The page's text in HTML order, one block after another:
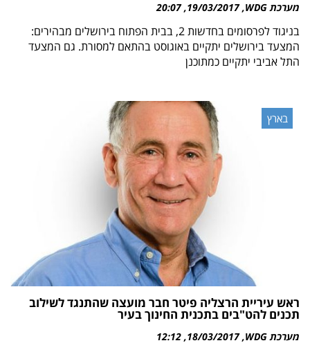
מערכת WDG 19/03/2017
20:07
בניגוד לפרסומים בחדשות 2, בבית הפתוח בירושלים מבהירים:
המצעד בירושלים יתקיים באוגוסט בהתאם למסורת. גם המצעד
התל אביבי יתקיים כמתוכנן
בארץ
ראש עיריית הרצליה פיטר חבר מועצה שהתנגד לשילוב
תכנים להט"בים בתכנית החינוך בעיר
מערכת WDG 18/03/2017
12:12